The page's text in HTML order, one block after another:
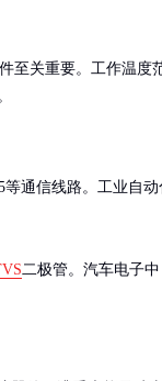
至关重要。工作温
通信线路。工业自
二极管。汽车电子